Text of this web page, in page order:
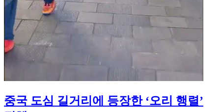
중국 도심 길거리에 등장한 ‘오리 행렬’